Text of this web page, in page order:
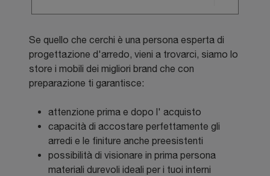
Se quello che cerchi è una persona esperta di
progettazione d'arredo, vieni a trovarci, siamo lo
store i mobili dei migliori brand che con
preparazione ti garantisce:
attenzione prima e dopo l' acquisto
capacità di accostare perfettamente gli
arredi e le finiture anche preesistenti
possibilità di visionare in prima persona
materiali durevoli ideali per i tuoi interni